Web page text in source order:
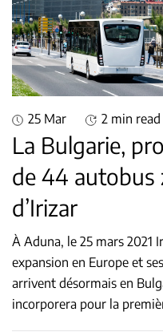
25 Mar 2 min read
La Bulgarie,
de 44 autobus
d’Irizar
À Aduna, le 25 mars
expansion en Europe et
arrivent désormais en
incorporera pour la